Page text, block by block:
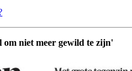
om niet meer gewild te zijn'